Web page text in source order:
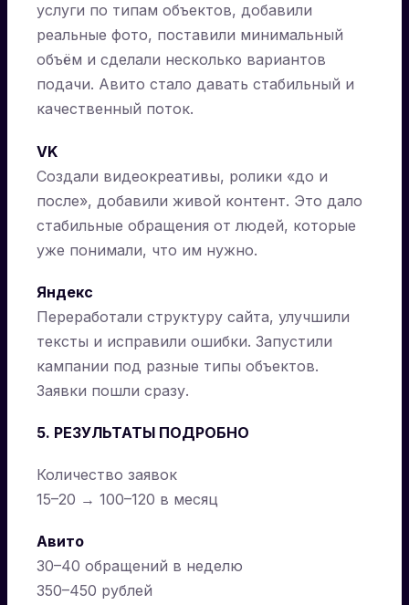
услуги по типам объектов, добавили
реальные фото, поставили минимальный
объём и сделали несколько вариантов
подачи. Авито стало давать стабильный и
качественный поток.
VK
Создали видеокреативы, ролики «до и
после», добавили живой контент. Это дало
стабильные обращения от людей, которые
уже понимали, что им нужно.
Яндекс
Переработали структуру сайта, улучшили
тексты и исправили ошибки. Запустили
кампании под разные типы объектов.
Заявки пошли сразу.
5. РЕЗУЛЬТАТЫ ПОДРОБНО
Количество заявок
15–20 → 100–120 в месяц
Авито
30–40 обращений в неделю
350–450 рублей